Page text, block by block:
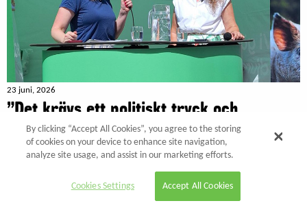
23 juni, 2026
”Det krävs ett politiskt tryck och
finansiering för att driva fram djurfri
forskning”»
By clicking “Accept All Cookies”, you agree to the storing
of cookies on your device to enhance site navigation,
analyze site usage, and assist in our marketing efforts.
Cookies Settings Accept All Cookies